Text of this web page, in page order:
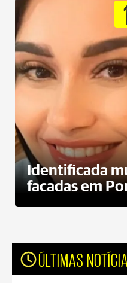
Identificada
facadas em
ÚLTIMAS